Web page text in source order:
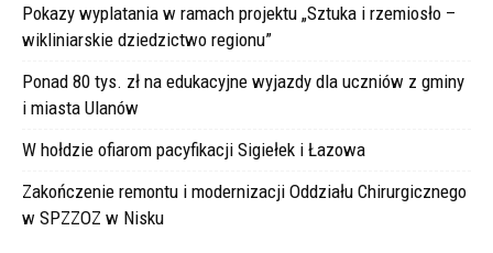
Pokazy wyplatania w ramach projektu „Sztuka i rzemiosło –
wikliniarskie dziedzictwo regionu”
Ponad 80 tys. zł na edukacyjne wyjazdy dla uczniów z gminy
i miasta Ulanów
W hołdzie ofiarom pacyfikacji Sigiełek i Łazowa
Zakończenie remontu i modernizacji Oddziału Chirurgicznego
w SPZZOZ w Nisku